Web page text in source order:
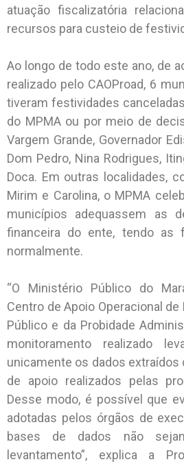
atuação fiscalizatória
recursos para custeio de
Ao longo de todo este ano, de
realizado pelo CAOProad, 6
tiveram festividades
do MPMA ou por meio de
Vargem Grande, Governador
Dom Pedro, Nina Rodrigues,
Doca. Em outras localidades,
Mirim e Carolina, o MPMA
municípios adequassem as
financeira do ente, tendo as
normalmente.
“O Ministério Público do
Centro de Apoio Operacional
Público e da Probidade
monitoramento realizado
unicamente os dados extraídos
de apoio realizados pelas
Desse modo, é possível que
adotadas pelos órgãos de
bases de dados não
levantamento”, explica a